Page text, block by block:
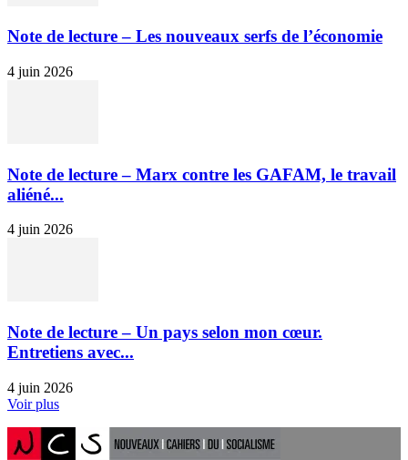
Note de lecture – Les nouveaux serfs de l’économie
4 juin 2026
Note de lecture – Marx contre les GAFAM, le travail
aliéné...
4 juin 2026
Note de lecture – Un pays selon mon cœur.
Entretiens avec...
4 juin 2026
Voir plus